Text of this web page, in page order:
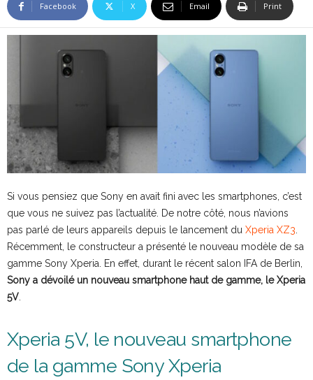
Facebook X Email Print
Si vous pensiez que Sony en avait fini avec les smartphones, c’est
que vous ne suivez pas l’actualité. De notre côté, nous n’avions
pas parlé de leurs appareils depuis le lancement du Xperia XZ3
Récemment, le constructeur a présenté le nouveau modèle de sa
gamme Sony Xperia. En effet, durant le récent salon IFA de Berlin,
Sony a dévoilé un nouveau smartphone haut de gamme, le Xperia
5V
Xperia 5V, le nouveau smartphone
de la gamme Sony Xperia